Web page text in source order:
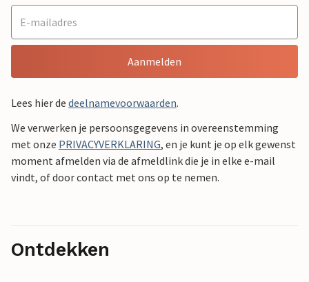
Aanmelden
Lees hier de deelnamevoorwaarden.
We verwerken je persoonsgegevens in overeenstemming
met onze PRIVACYVERKLARING, en je kunt je op elk gewenst
moment afmelden via de afmeldlink die je in elke e-mail
vindt, of door contact met ons op te nemen.
Ontdekken